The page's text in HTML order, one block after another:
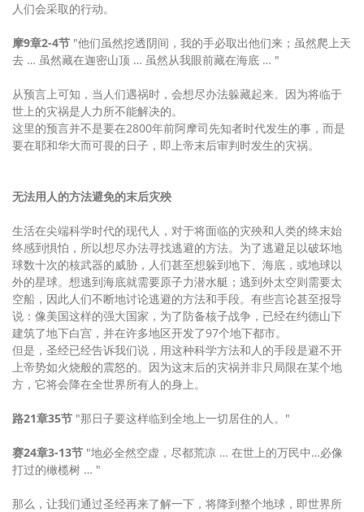
人们会采取的行动。
摩9章2-4节 "他们虽然挖透阴间，我的手必取出他们来；虽然爬上天
去 … 虽然藏在迦密山顶 … 虽然从我眼前藏在海底 … "
从预言上可知，当人们遇祸时，会想尽办法躲藏起来。因为将临于
世上的灾祸是人力所不能解决的。
这里的预言并不是要在2800年前阿摩司先知者时代发生的事，而是
要在耶和华大而可畏的日子，即上帝末后审判时发生的灾祸。
无法用人的方法避免的末后灾殃
生活在尖端科学时代的现代人，对于将面临的灾殃和人类的终末始
终感到惧怕，所以想尽办法寻找逃避的方法。为了逃避足以破坏地
球数十次的核武器的威胁，人们甚至想躲到地下、海底，或地球以
外的星球。想逃到海底就需要原子力潜水艇；逃到外太空则需要太
空船，因此人们不断地讨论逃避的方法和手段。有些言论甚至报导
说：像美国这样的强大国家，为了防备核子战争，已经在约德山下
建筑了地下白宫，并在许多地区开发了97个地下都市。
但是，圣经已经告诉我们说，用这种科学方法和人的手段是避不开
上帝势如火烧般的震怒的。因为这末后的灾祸并非只局限在某个地
方，它将会降在全世界所有人的身上。
路21章35节 "那日子要这样临到全地上一切居住的人。"
赛24章3-13节 "地必全然空虚，尽都荒凉 … 在世上的万民中…必像
打过的橄榄树 … "
那么，让我们通过圣经再来了解一下，将降到整个地球，即世界所